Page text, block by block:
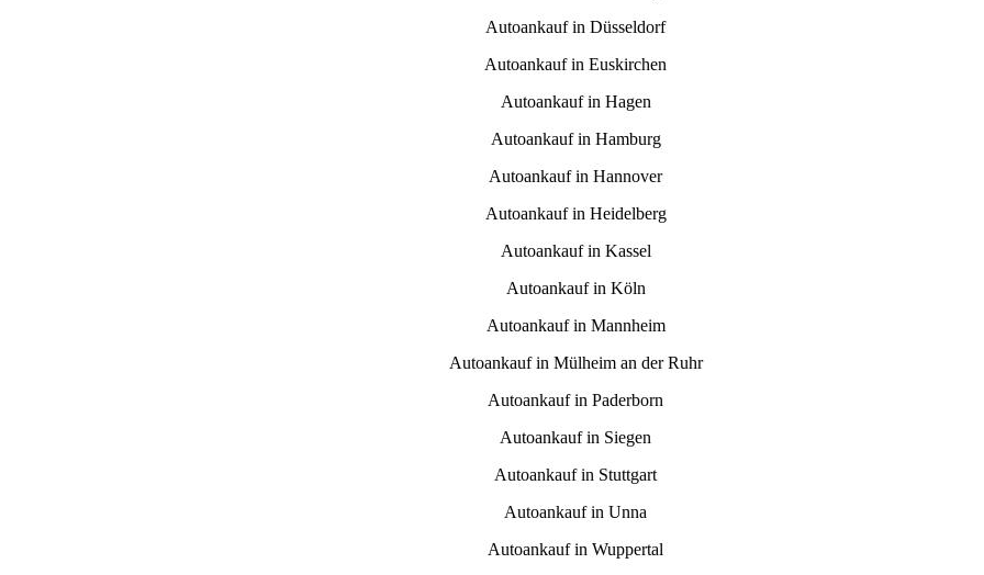
Autoankauf in Düsseldorf
Autoankauf in Euskirchen
Autoankauf in Hagen
Autoankauf in Hamburg
Autoankauf in Hannover
Autoankauf in Heidelberg
Autoankauf in Kassel
Autoankauf in Köln
Autoankauf in Mannheim
Autoankauf in Mülheim an der Ruhr
Autoankauf in Paderborn
Autoankauf in Siegen
Autoankauf in Stuttgart
Autoankauf in Unna
Autoankauf in Wuppertal